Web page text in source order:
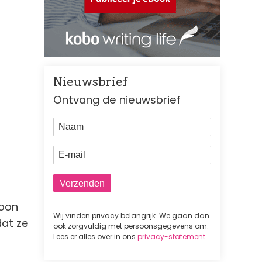
ze
Nieuwsbrief
Ontvang de nieuwsbrief
Naam
E-mail
Wij vinden privacy belangrijk. We gaan dan
ook zorgvuldig met persoonsgegevens om.
Lees er alles over in ons privacy-statement.